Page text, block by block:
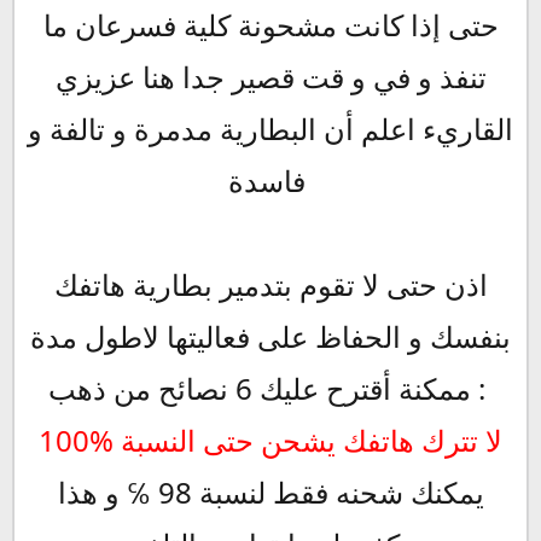
حتى إذا كانت مشحونة كلية فسرعان ما
تنفذ و في و قت قصير جدا هنا عزيزي
القاريء اعلم أن البطارية مدمرة و تالفة و
اذن حتى لا تقوم بتدمير بطارية هاتفك
بنفسك و الحفاظ على فعاليتها لاطول مدة
ممكنة أقترح عليك 6 نصائح من ذهب :
لا تترك هاتفك يشحن حتى النسبة %100
يمكنك شحنه فقط لنسبة 98 ℅ و هذا